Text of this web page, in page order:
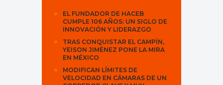
EL FUNDADOR DE HACEB
CUMPLE 106 AÑOS: UN SIGLO DE
INNOVACIÓN Y LIDERAZGO
TRAS CONQUISTAR EL CAMPÍN,
YEISON JIMÉNEZ PONE LA MIRA
EN MÉXICO
MODIFICAN LÍMITES DE
VELOCIDAD EN CÁMARAS DE UN